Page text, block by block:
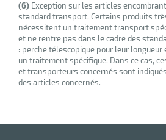
(6) Exception sur les articles
standard transport. Certains produits
nécessitent un traitement transport
et ne rentre pas dans le cadre des
: perche télescopique pour leur
un traitement spécifique. Dans ce cas,
et transporteurs concernés sont
des articles concernés.